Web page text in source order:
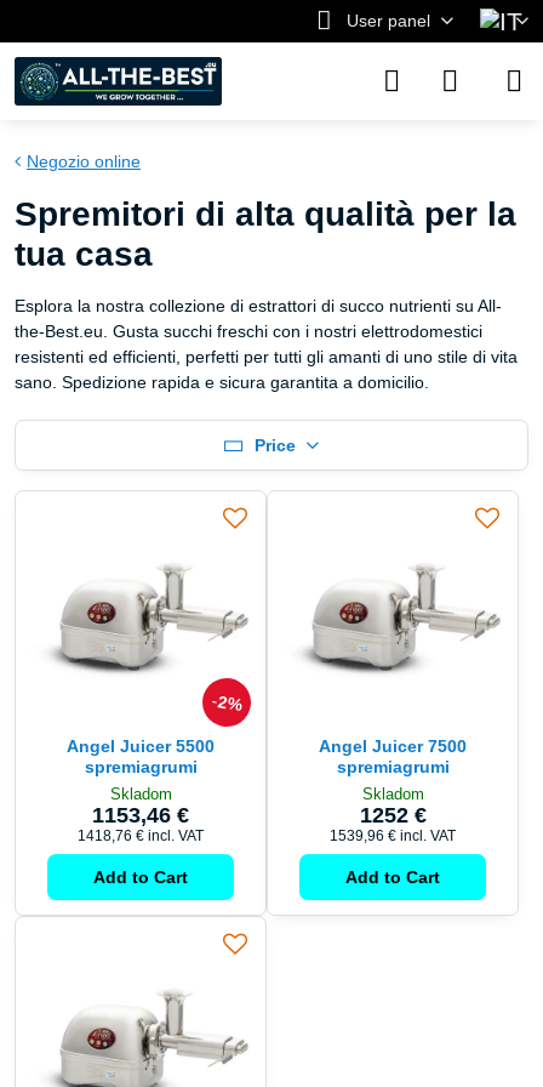
User panel
Negozio online
Spremitori di alta qualità per la
tua casa
Esplora la nostra collezione di estrattori di succo nutrienti su All-
the-Best.eu. Gusta succhi freschi con i nostri elettrodomestici
resistenti ed efficienti, perfetti per tutti gli amanti di uno stile di vita
sano. Spedizione rapida e sicura garantita a domicilio.
Price
2%
Angel Juicer 5500
spremiagrumi
Skladom
1153,46 €
1418,76 € incl. VAT
Add to Cart
Angel Juicer 7500
spremiagrumi
Skladom
1252 €
1539,96 € incl. VAT
Add to Cart